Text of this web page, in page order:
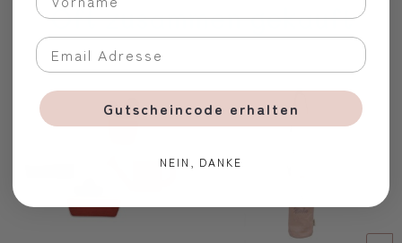
Oft zusammen gekauft
Gutscheincode erhalten
NEIN, DANKE